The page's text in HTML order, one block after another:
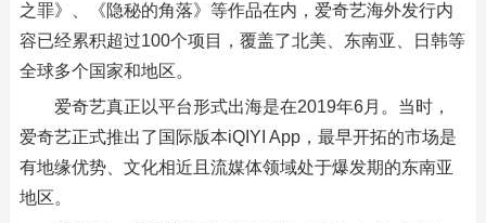
之罪》、《隐秘的角落》等作品在内，爱奇艺海外发行内
容已经累积超过100个项目，覆盖了北美、东南亚、日韩等
全球多个国家和地区。
爱奇艺真正以平台形式出海是在2019年6月。当时，
爱奇艺正式推出了国际版本iQIYI App，最早开拓的市场是
有地缘优势、文化相近且流媒体领域处于爆发期的东南亚
地区。